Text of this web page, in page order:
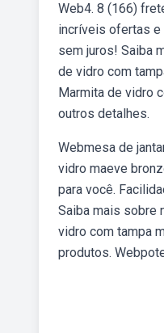
Web4. 8 (166)
incríveis ofertas e
sem juros! Saiba
de vidro com
Marmita de vidro
outros detalhes.
Webmesa de
vidro maeve
para você.
Saiba mais sobre
vidro com tampa
produtos.